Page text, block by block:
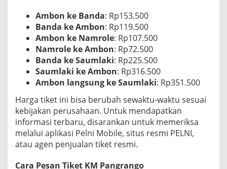
Ambon ke Banda: Rp153.500
Banda ke Ambon: Rp119.500
Ambon ke Namrole: Rp107.500
Namrole ke Ambon: Rp72.500
Banda ke Saumlaki: Rp225.500
Saumlaki ke Ambon: Rp316.500
Ambon langsung ke Saumlaki: Rp351.500
Harga tiket ini bisa berubah sewaktu-waktu sesuai
kebijakan perusahaan. Untuk mendapatkan
informasi terbaru, disarankan untuk memeriksa
melalui aplikasi Pelni Mobile, situs resmi PELNI,
atau agen penjualan tiket resmi.
Cara Pesan Tiket KM Pangrango